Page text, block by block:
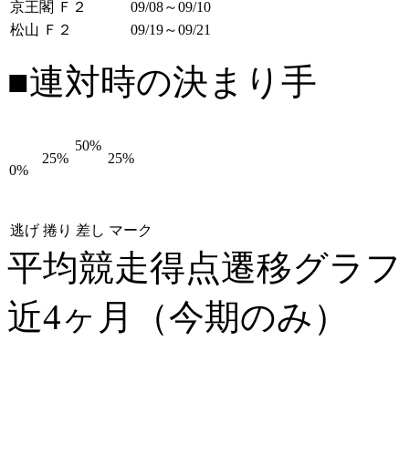
京王閣 Ｆ２
09/08～09/10
松山 Ｆ２
09/19～09/21
■連対時の決まり手
0%
25%
50%
25%
逃げ 捲り 差し マーク
平均競走得点遷移グラ
近4ヶ月（今期のみ）